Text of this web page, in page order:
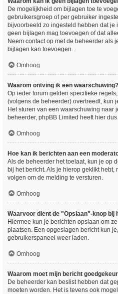
De mogelijkheid om bijlagen toe te
gebruikersgroep of per gebruiker
bijvoorbeeld zo ingesteld hebben dat je
geen bijlagen mag toevoegen of dat
Neem contact op met de beheerder als
bijlagen kan toevoegen.
Omhoog
Waarom ontving ik een waarschuwing?
Op ieder forum gelden specifieke
(volgens de beheerder) overtreedt, kun
Het sturen van een waarschuwing naar
beheerder, phpBB Limited heeft hier
Omhoog
Hoe kan ik berichten aan een
Als de beheerder het toelaat, kun je op
bij het bericht. Als je hierop geklikt
volgen om de melding te versturen.
Omhoog
Waarvoor dient de "Opslaan"-knop bij
Hiermee kun je berichten opslaan om
plaatsen. Een opgeslagen bericht kun
gebruikerspaneel weer laden.
Omhoog
Waarom moet mijn bericht
De beheerder kan beslist hebben dat
moeten worden. Het is tevens ook